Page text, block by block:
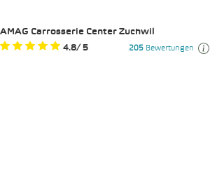
AMAG Carrosserie Center Zuchwil
4.8/ 5 205 Bewertungen